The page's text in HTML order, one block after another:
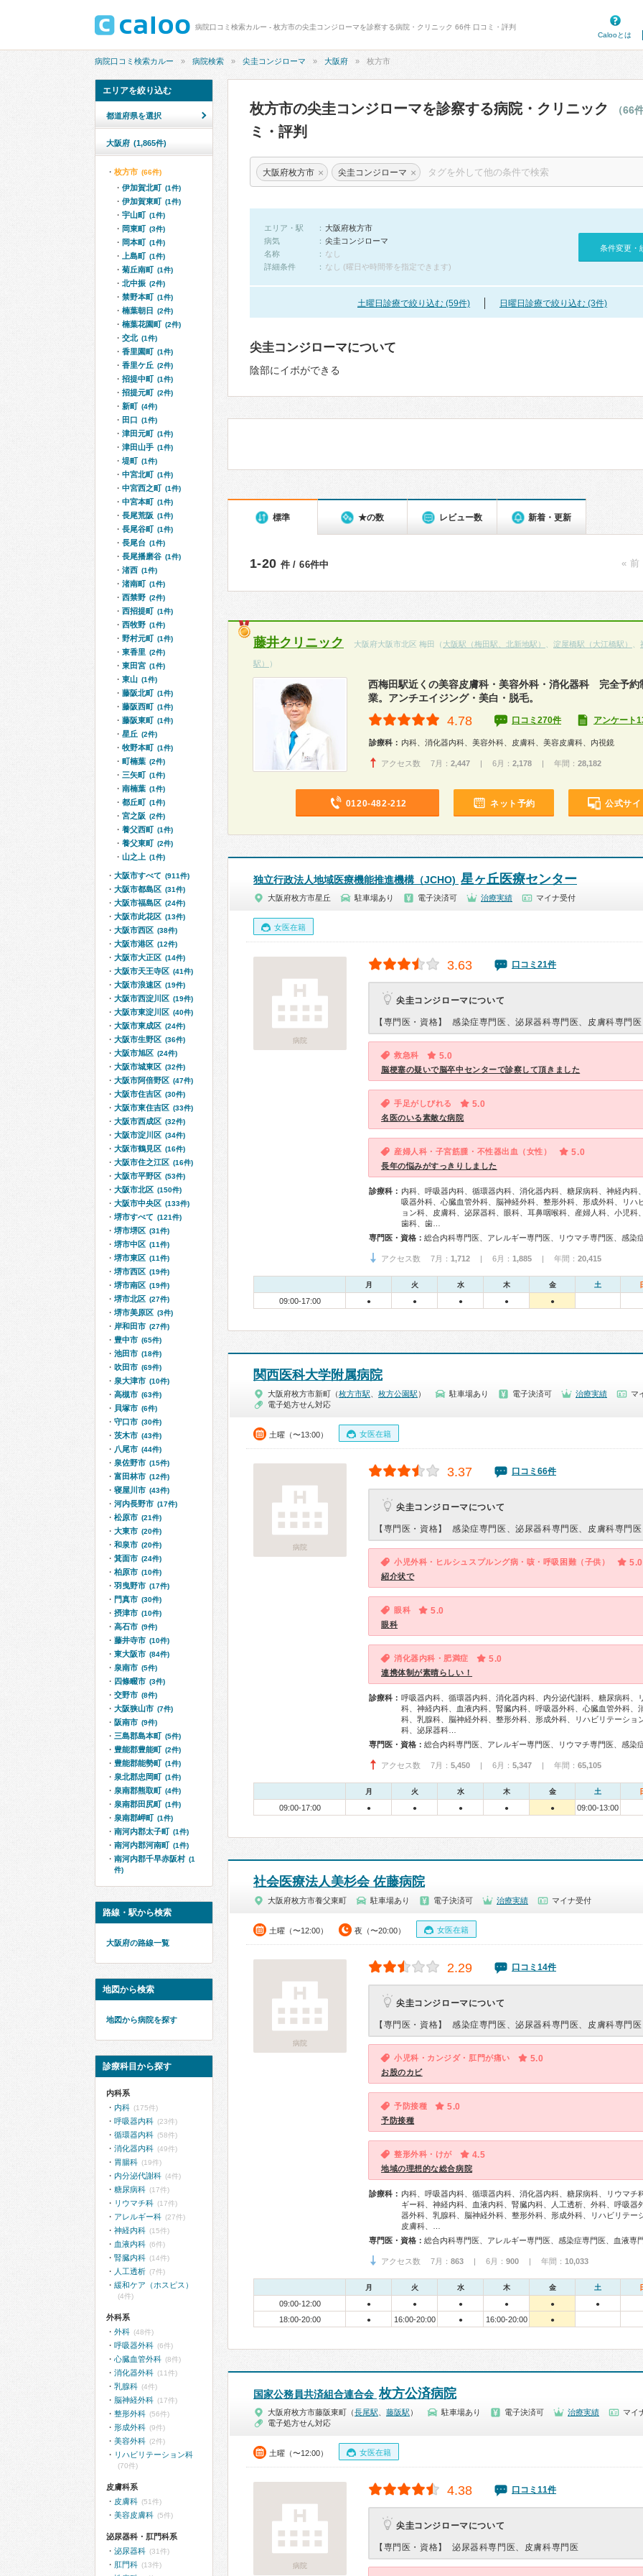
病院口コミ検索カルー - 枚方市の尖圭コンジローマを診察する病院・クリニック 66件 口コミ・評判
Calooとは
病院口コミ検索カルー 病院検索 尖圭コンジローマ 大阪府 枚方市
枚方市の尖圭コンジローマを診察する病院・クリニック （66
ミ・評判
大阪府枚方市 × 尖圭コンジローマ ×
エリア・駅
大阪府枚方市
病気
尖圭コンジローマ
名称
なし
詳細条件
なし (曜日や時間帯を指定できます)
条件変更・
土曜日診療で絞り込む (59件) 日曜日診療で絞り込む (3件)
尖圭コンジローマについて
陰部にイボができる
標準 ★の数 レビュー数 新着・更新
1-20 件 / 66件中 « 前
藤井クリニック 大阪府大阪市北区 梅田（ 大阪駅（梅田駅、北新地駅） 淀屋橋駅（大江橋駅）
駅） ）
西梅田駅近くの美容皮膚科・美容外科・消化器科 完全予約
業。アンチエイジング・美白・脱毛。
4.78 口コミ270件 アンケート
診療科： 内科、消化器内科、美容外科、皮膚科、美容皮膚科、内視鏡
アクセス数 7月： 2,447 | 6月： 2,178 | 年間： 28,182
0120-482-212 ネット予約 公式サイ
独立行政法人地域医療機能推進機構（JCHO) 星ヶ丘医療センター
大阪府枚方市星丘 駐車場あり 電子決済可 治療実績 マイナ受付
女医在籍
病院
3.63 口コミ21件
尖圭コンジローマについて
【専門医・資格】 感染症専門医、泌尿器科専門医、皮膚科専門医
救急科 5.0
脳梗塞の疑いで脳卒中センターで診察して頂きました
手足がしびれる 5.0
名医のいる素敵な病院
産婦人科・子宮筋腫・不性器出血（女性） 5.0
長年の悩みがすっきりしました
診療科： 内科、呼吸器内科、循環器内科、消化器内科、糖尿病科、神経内科
吸器外科、心臓血管外科、脳神経外科、整形外科、形成外科、リハ
ョン科、皮膚科、泌尿器科、眼科、耳鼻咽喉科、産婦人科、小児科
歯科、歯…
専門医・資格：
アクセス数 7月： 1,712 | 6月： 1,885 | 年間： 20,415
月 火 水 木 金 土
09:00-17:00 ● ● ● ● ●
関西医科大学附属病院
大阪府枚方市新町（枚方市駅 枚方公園駅 ） 駐車場あり 電子決済可 治療実績
マ
電子処方せん対応
土曜（〜13:00） 女医在籍
病院
3.37 口コミ66件
尖圭コンジローマについて
【専門医・資格】 感染症専門医、泌尿器科専門医、皮膚科専門医
小児外科・ヒルシュスプルング病・咳・呼吸困難（子供） 5.0
紹介状で
眼科 5.0
眼科
消化器内科・肥満症 5.0
連携体制が素晴らしい！
診療科： 呼吸器内科、循環器内科、消化器内科、内分泌代謝科、糖尿病科、
科、神経内科、血液内科、腎臓内科、呼吸器外科、心臓血管外科、
科、乳腺科、脳神経外科、整形外科、形成外科、リハビリテーショ
科、泌尿器科…
専門医・資格：
アクセス数 7月： 5,450 | 6月： 5,347 | 年間： 65,105
月 火 水 木 金 土
09:00-17:00 ● ● ● ● ● 09:00-13:00
社会医療法人美杉会 佐藤病院
大阪府枚方市養父東町 駐車場あり 電子決済可 治療実績 マイナ受付
土曜（〜12:00） 夜（〜20:00） 女医在籍
病院
2.29 口コミ14件
尖圭コンジローマについて
【専門医・資格】 感染症専門医、泌尿器科専門医、皮膚科専門医
小児科・カンジダ・肛門が痛い 5.0
お股のカビ
予防接種 5.0
予防接種
整形外科・けが 4.5
地域の理想的な総合病院
診療科： 内科、呼吸器内科、循環器内科、消化器内科、糖尿病科、リウマチ
ギー科、神経内科、血液内科、腎臓内科、人工透析、外科、呼吸器
器外科、乳腺科、脳神経外科、整形外科、形成外科、リハビリテー
皮膚科、…
専門医・資格：
アクセス数 7月： 863 | 6月： 900 | 年間： 10,033
月 火 水 木 金 土
09:00-12:00 ● ● ● ● ● ●
18:00-20:00 ● 16:00-20:00 ● 16:00-20:00 ●
国家公務員共済組合連合会 枚方公済病院
大阪府枚方市藤阪東町（長尾駅 藤阪駅 ） 駐車場あり 電子決済可 治療実績
マイ
電子処方せん対応
土曜（〜12:00） 女医在籍
病院
4.38 口コミ11件
尖圭コンジローマについて
【専門医・資格】 泌尿器科専門医、皮膚科専門医
エリアを絞り込む
都道府県を選択
大阪府 (1,865件)
枚方市 (66件)
伊加賀北町 (1件)
伊加賀東町 (1件)
宇山町 (1件)
岡東町 (3件)
岡本町 (1件)
上島町 (1件)
菊丘南町 (1件)
北中振 (2件)
禁野本町 (1件)
楠葉朝日 (2件)
楠葉花園町 (2件)
交北 (1件)
香里園町 (1件)
香里ケ丘 (2件)
招提中町 (1件)
招提元町 (2件)
新町 (4件)
田口 (1件)
津田元町 (1件)
津田山手 (1件)
堤町 (1件)
中宮北町 (1件)
中宮西之町 (1件)
中宮本町 (1件)
長尾荒阪 (1件)
長尾谷町 (1件)
長尾台 (1件)
長尾播磨谷 (1件)
渚西 (1件)
渚南町 (1件)
西禁野 (2件)
西招提町 (1件)
西牧野 (1件)
野村元町 (1件)
東香里 (2件)
東田宮 (1件)
東山 (1件)
藤阪北町 (1件)
藤阪西町 (1件)
藤阪東町 (1件)
星丘 (2件)
牧野本町 (1件)
町楠葉 (2件)
三矢町 (1件)
南楠葉 (1件)
都丘町 (1件)
宮之阪 (2件)
養父西町 (1件)
養父東町 (2件)
山之上 (1件)
大阪市すべて (911件)
大阪市都島区 (31件)
大阪市福島区 (24件)
大阪市此花区 (13件)
大阪市西区 (38件)
大阪市港区 (12件)
大阪市大正区 (14件)
大阪市天王寺区 (41件)
大阪市浪速区 (19件)
大阪市西淀川区 (19件)
大阪市東淀川区 (40件)
大阪市東成区 (24件)
大阪市生野区 (36件)
大阪市旭区 (24件)
大阪市城東区 (32件)
大阪市阿倍野区 (47件)
大阪市住吉区 (30件)
大阪市東住吉区 (33件)
大阪市西成区 (32件)
大阪市淀川区 (34件)
大阪市鶴見区 (16件)
大阪市住之江区 (16件)
大阪市平野区 (53件)
大阪市北区 (150件)
大阪市中央区 (133件)
堺市すべて (121件)
堺市堺区 (31件)
堺市中区 (11件)
堺市東区 (11件)
堺市西区 (19件)
堺市南区 (19件)
堺市北区 (27件)
堺市美原区 (3件)
岸和田市 (27件)
豊中市 (65件)
池田市 (18件)
吹田市 (69件)
泉大津市 (10件)
高槻市 (63件)
貝塚市 (6件)
守口市 (30件)
茨木市 (43件)
八尾市 (44件)
泉佐野市 (15件)
富田林市 (12件)
寝屋川市 (43件)
河内長野市 (17件)
松原市 (21件)
大東市 (20件)
和泉市 (20件)
箕面市 (24件)
柏原市 (10件)
羽曳野市 (17件)
門真市 (30件)
摂津市 (10件)
高石市 (9件)
藤井寺市 (10件)
東大阪市 (84件)
泉南市 (5件)
四條畷市 (3件)
交野市 (8件)
大阪狭山市 (7件)
阪南市 (9件)
三島郡島本町 (5件)
豊能郡豊能町 (2件)
豊能郡能勢町 (1件)
泉北郡忠岡町 (1件)
泉南郡熊取町 (4件)
泉南郡田尻町 (1件)
泉南郡岬町 (1件)
南河内郡太子町 (1件)
南河内郡河南町 (1件)
南河内郡千早赤阪村 (1
件)
路線・駅から検索
大阪府の路線一覧
地図から検索
地図から病院を探す
診療科目から探す
内科系
内科 (175件)
呼吸器内科 (23件)
循環器内科 (58件)
消化器内科 (49件)
胃腸科 (19件)
内分泌代謝科 (4件)
糖尿病科 (17件)
リウマチ科 (17件)
アレルギー科 (27件)
神経内科 (15件)
血液内科 (6件)
腎臓内科 (14件)
人工透析 (7件)
緩和ケア（ホスピス）
(4件)
外科系
外科 (48件)
呼吸器外科 (6件)
心臓血管外科 (8件)
消化器外科 (11件)
乳腺科 (4件)
脳神経外科 (17件)
整形外科 (56件)
形成外科 (9件)
美容外科 (2件)
リハビリテーション科
(70件)
皮膚科系
皮膚科 (51件)
美容皮膚科 (5件)
泌尿器科・肛門科系
泌尿器科 (31件)
肛門科 (13件)